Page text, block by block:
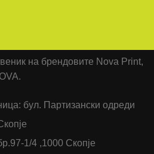
на брендовите Nova Print,
бул. Партизански одреди
1/4 ,1000 Скопје